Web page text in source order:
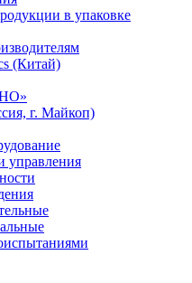
в упаковке
(Китай)
г. Майкоп)
управления